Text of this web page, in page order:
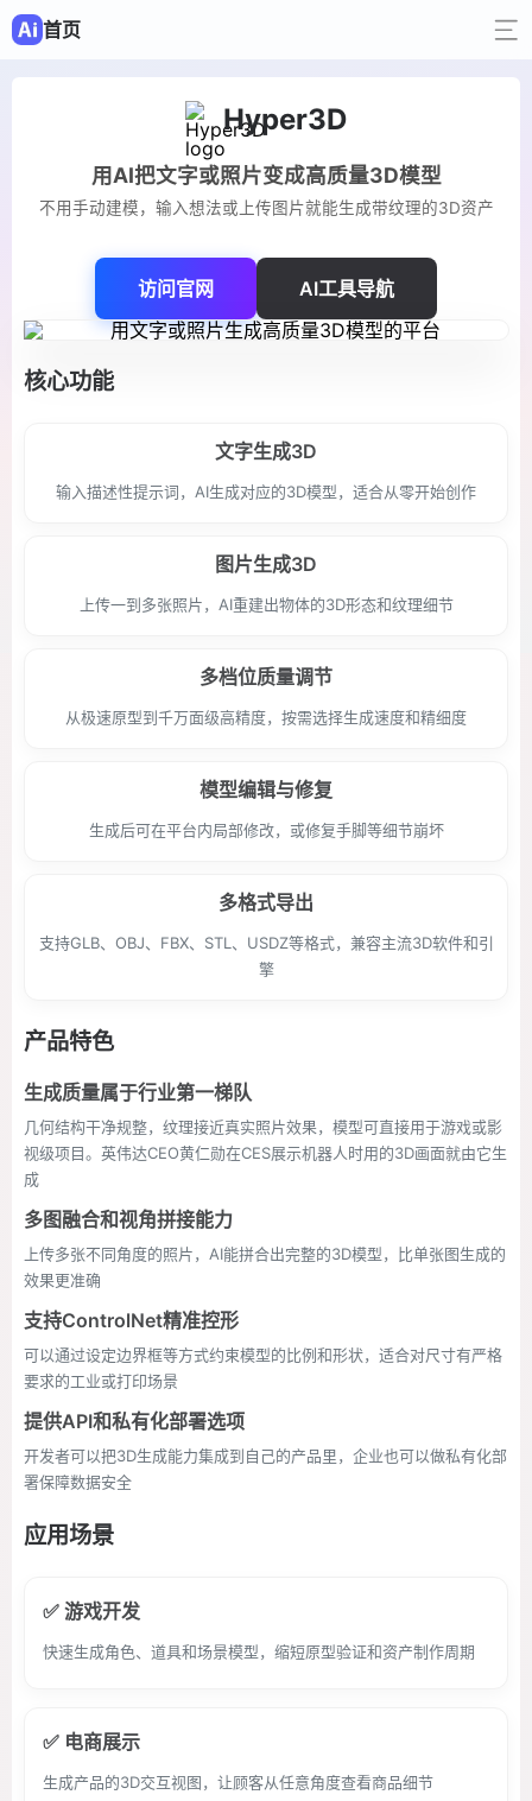
首页
Hyper3D
用AI把文字或照片变成高质量3D模型
不用手动建模，输入想法或上传图片就能生成带纹理的3D资产
访问官网 AI工具导航
核心功能
文字生成3D
输入描述性提示词，AI生成对应的3D模型，适合从零开始创作
图片生成3D
上传一到多张照片，AI重建出物体的3D形态和纹理细节
多档位质量调节
从极速原型到千万面级高精度，按需选择生成速度和精细度
模型编辑与修复
生成后可在平台内局部修改，或修复手脚等细节崩坏
多格式导出
支持GLB、OBJ、FBX、STL、USDZ等格式，兼容主流3D软件和引
擎
产品特色
生成质量属于行业第一梯队
几何结构干净规整，纹理接近真实照片效果，模型可直接用于游戏或影
视级项目。英伟达CEO黄仁勋在CES展示机器人时用的3D画面就由它生
成
多图融合和视角拼接能力
上传多张不同角度的照片，AI能拼合出完整的3D模型，比单张图生成的
效果更准确
支持ControlNet精准控形
可以通过设定边界框等方式约束模型的比例和形状，适合对尺寸有严格
要求的工业或打印场景
提供API和私有化部署选项
开发者可以把3D生成能力集成到自己的产品里，企业也可以做私有化部
署保障数据安全
应用场景
✅ 游戏开发
快速生成角色、道具和场景模型，缩短原型验证和资产制作周期
✅ 电商展示
生成产品的3D交互视图，让顾客从任意角度查看商品细节